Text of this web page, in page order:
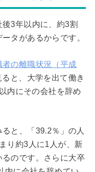
3年以内に、約3割
タがあるからです。
者の離職状況（平成
ると、大学を出て働き
内にその会社を辞め
と、「39.2％」の人
り約3人に1人が、新
のです。さらに大卒